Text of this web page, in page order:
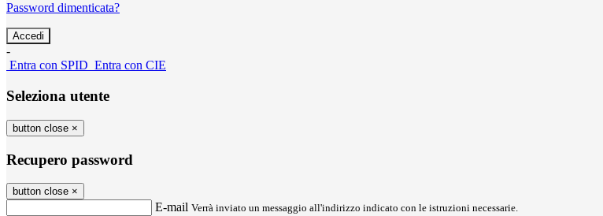
Password dimenticata?
-
Entra con SPID Entra con CIE
Seleziona utente
button close ×
Recupero password
button close ×
E-mail Verrà inviato un messaggio all'indirizzo indicato con le istruzioni necessarie.